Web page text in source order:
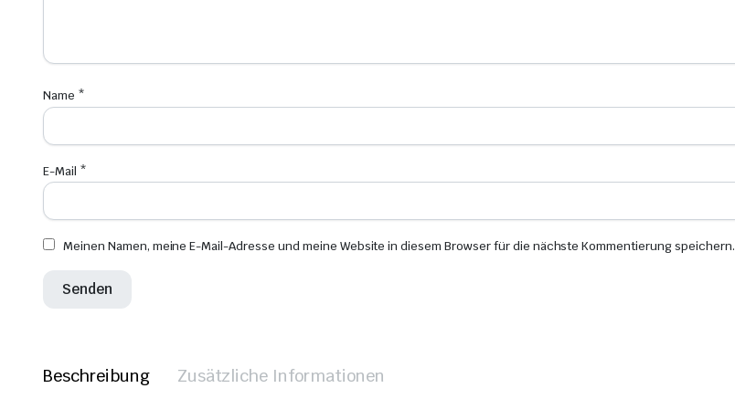
Name *
E-Mail *
Meinen Namen, meine E-Mail-Adresse und meine Website in diesem Browser für die nächste Kommentierung speichern.
Beschreibung Zusätzliche Informationen